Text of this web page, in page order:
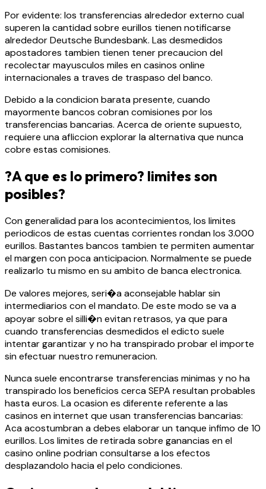
Por evidente: los transferencias alrededor externo cual
superen la cantidad sobre eurillos tienen notificarse
alrededor Deutsche Bundesbank. Las desmedidos
apostadores tambien tienen tener precaucion del
recolectar mayusculos miles en casinos online
internacionales a traves de traspaso del banco.
Debido a la condicion barata presente, cuando
mayormente bancos cobran comisiones por los
transferencias bancarias. Acerca de oriente supuesto,
requiere una afliccion explorar la alternativa que nunca
cobre estas comisiones.
?A que es lo primero? limites son
posibles?
Con generalidad para los acontecimientos, los limites
periodicos de estas cuentas corrientes rondan los 3.000
eurillos. Bastantes bancos tambien te permiten aumentar
el margen con poca anticipacion. Normalmente se puede
realizarlo tu mismo en su ambito de banca electronica.
De valores mejores, seri�a aconsejable hablar sin
intermediarios con el mandato. De este modo se va a
apoyar sobre el silli�n evitan retrasos, ya que para
cuando transferencias desmedidos el edicto suele
intentar garantizar y no ha transpirado probar el importe
sin efectuar nuestro remuneracion.
Nunca suele encontrarse transferencias minimas y no ha
transpirado los beneficios cerca SEPA resultan probables
hasta euros. La ocasion es diferente referente a las
casinos en internet que usan transferencias bancarias:
Aca acostumbran a debes elaborar un tanque infimo de 10
eurillos. Los limites de retirada sobre ganancias en el
casino online podrian consultarse a los efectos
desplazandolo hacia el pelo condiciones.